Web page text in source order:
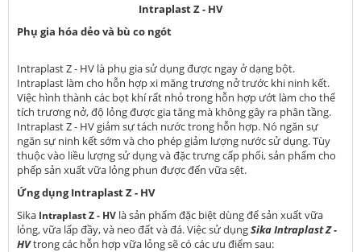
Intraplast Z - HV
Phụ gia hóa dẻo và bù co ngót
Intraplast Z - HV là phụ gia sử dụng được ngay ở dạng bột.
Intraplast làm cho hỗn hợp xi măng trương nở trước khi ninh kết.
Việc hình thành các bọt khí rất nhỏ trong hỗn hợp ướt làm cho thể
tích trương nở, độ lỏng được gia tăng mà không gây ra phân tầng.
Intraplast Z - HV giảm sự tách nước trong hỗn hợp. Nó ngăn sự
ngăn sự ninh kết sớm và cho phép giảm lượng nước sử dụng. Tùy
thuộc vào liều lượng sử dụng và đặc trưng cấp phối, sản phẩm cho
phếp sản xuất vữa lỏng phun được đến vữa sệt.
Ứng dụng Intraplast Z - HV
Sika Intraplast Z - HV là sản phẩm đặc biệt dùng để sản xuất vữa
lỏng, vữa lấp đầy, và neo đất và đá. Việc sử dụngSika Intraplast Z -
HVtrong các hỗn hợp vữa lỏng sẽ có các ưu điểm sau: